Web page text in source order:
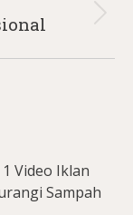
Video Iklan
Sampah